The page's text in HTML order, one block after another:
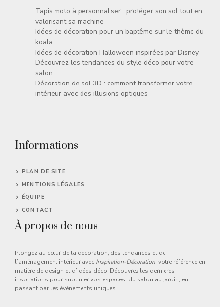
Tapis moto à personnaliser : protéger son sol tout en
valorisant sa machine
Idées de décoration pour un baptême sur le thème du
koala
Idées de décoration Halloween inspirées par Disney
Découvrez les tendances du style déco pour votre
salon
Décoration de sol 3D : comment transformer votre
intérieur avec des illusions optiques
Informations
PLAN DE SITE
MENTIONS LÉGALES
ÉQUIPE
CONTACT
À propos de nous
Plongez au cœur de la décoration, des tendances et de
l’aménagement intérieur avec Inspiration-Décoration, votre référence en
matière de design et d’idées déco. Découvrez les dernières
inspirations pour sublimer vos espaces, du salon au jardin, en
passant par les événements uniques.